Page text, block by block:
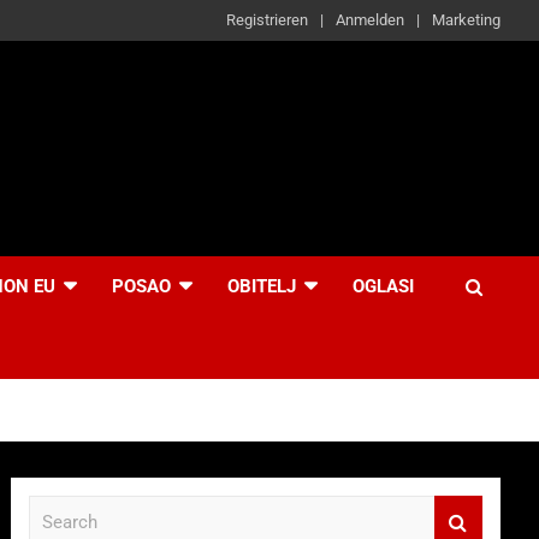
Registrieren Anmelden Marketing
EU POSAO OBITELJ OGLASI